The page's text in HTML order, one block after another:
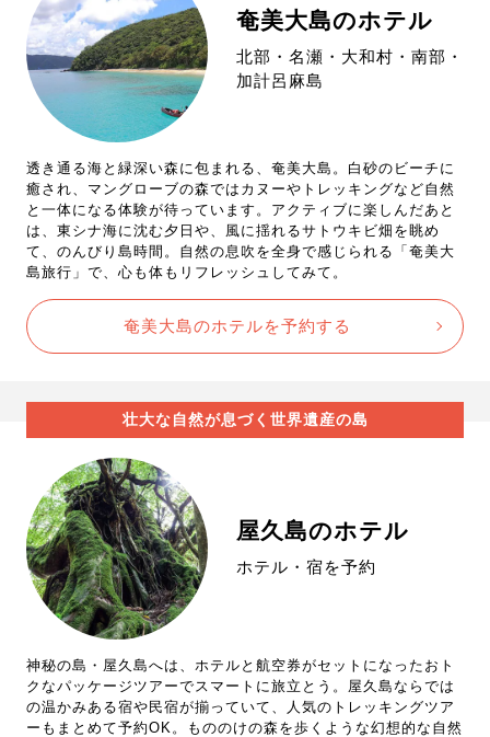
奄美大島のホテル
北部・名瀬・大和村・南部・
加計呂麻島
透き通る海と緑深い森に包まれる、奄美大島。白砂のビーチに
癒され、マングローブの森ではカヌーやトレッキングなど自然
と一体になる体験が待っています。アクティブに楽しんだあと
は、東シナ海に沈む夕日や、風に揺れるサトウキビ畑を眺め
て、のんびり島時間。自然の息吹を全身で感じられる「奄美大
島旅行」で、心も体もリフレッシュしてみて。
奄美大島のホテルを予約する
壮大な自然が息づく世界遺産の島
屋久島のホテル
ホテル・宿を予約
神秘の島・屋久島へは、ホテルと航空券がセットになったおト
クなパッケージツアーでスマートに旅立とう。屋久島ならでは
の温かみある宿や民宿が揃っていて、人気のトレッキングツア
ーもまとめて予約OK。もののけの森を歩くような幻想的な自然